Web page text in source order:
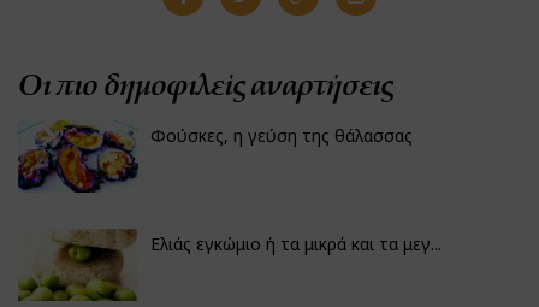
Οι πιο δημοφιλείς αναρτήσεις
Φούσκες, η γεύση της θάλασσας
Ελιάς εγκώμιο ή τα μικρά και τα μεγ...